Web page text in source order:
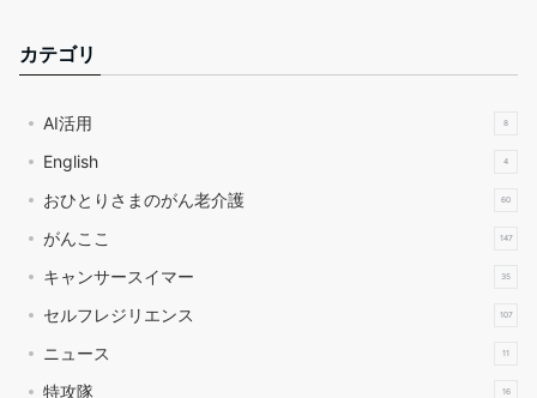
カテゴリ
AI活用 8
English 4
おひとりさまのがん老介護 60
がんここ 147
キャンサースイマー 35
セルフレジリエンス 107
ニュース 11
特攻隊 16